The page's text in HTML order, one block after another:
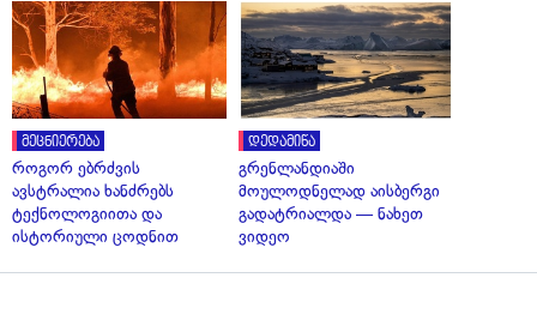
მეცნიერება
როგორ ებრძვის
ავსტრალია ხანძრებს
ტექნოლოგიითა და
ისტორიული ცოდნით
დედამიწა
გრენლანდიაში
მოულოდნელად აისბერგი
გადატრიალდა — ნახეთ
ვიდეო